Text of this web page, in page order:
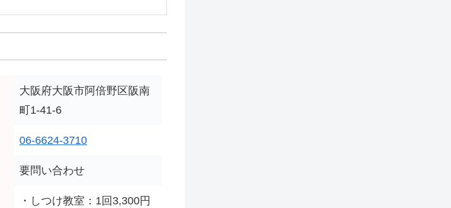
大阪府大阪市阿倍野区阪南
町1-41-6
06-6624-3710
要問い合わせ
・しつけ教室：1回3,300円